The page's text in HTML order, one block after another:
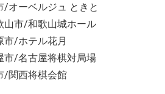
ーベルジュ ときと
市/和歌山城ホール
/ホテル花月
/名古屋将棋対局場
関西将棋会館